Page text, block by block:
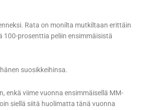
Rata on monilta mutkiltaan erittäin
100-prosenttia peliin ensimmäisistä
suosikkeihinsa.
enkä viime vuonna ensimmäisellä MM-
siellä siitä huolimatta tänä vuonna